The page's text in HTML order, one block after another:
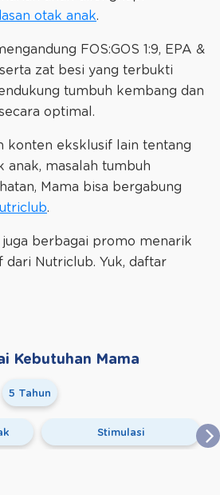
otak anak.
FOS:GOS 1:9, EPA &
zat besi yang terbukti
tumbuh kembang dan
optimal.
konten eksklusif lain tentang
anak, masalah tumbuh
Mama bisa bergabung
.
juga berbagai promo menarik
dari Nutriclub. Yuk, daftar
Kebutuhan Mama
5 Tahun
Stimulasi